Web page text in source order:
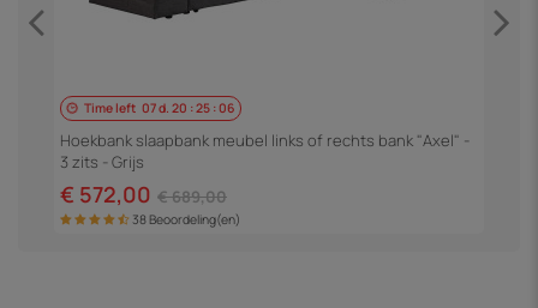
Time left 07d. 20 :25 :06
Hoekbank slaapbank meubel links of rechts bank "Axel" -
3 zits - Grijs
€ 572,00 € 689,00
38 Beoordeling(en)